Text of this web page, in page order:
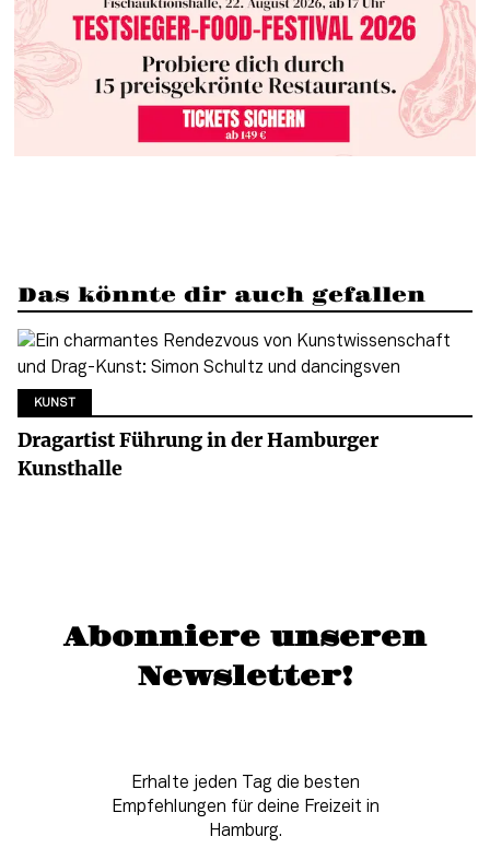
Das könnte dir auch gefallen
KUNST
Dragartist Führung in der Hamburger
Kunsthalle
Abonniere unseren
Newsletter!
Erhalte jeden Tag die besten
Empfehlungen für deine Freizeit in
Hamburg.